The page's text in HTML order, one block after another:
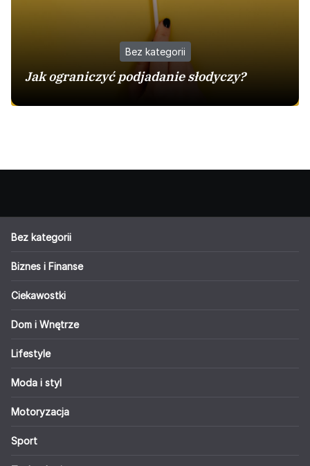
Bez kategorii
Jak ograniczyć podjadanie słodyczy?
Bez kategorii
Biznes i Finanse
Ciekawostki
Dom i Wnętrze
Lifestyle
Moda i styl
Motoryzacja
Sport